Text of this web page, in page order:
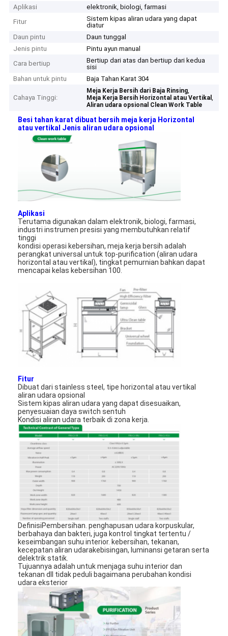
Rumah
Aplikasi
elektronik, biologi, farmasi
Fitur
Sistem kipas aliran udara yang dapat
diatur
Daun pintu
Daun tunggal
Jenis pintu
Pintu ayun manual
Cara bertiup
Bertiup dari atas dan bertiup dari kedua
sisi
Bahan untuk pintu
Baja Tahan Karat 304
Cahaya Tinggi:
Meja Kerja Bersih dari Baja Rinsing,
Meja Kerja Bersih Horizontal atau Vertikal,
Aliran udara opsional Clean Work Table
Besi tahan karat dibuat bersih meja kerja Horizontal
atau vertikal Jenis aliran udara opsional
Aplikasi
Terutama digunakan dalam elektronik, biologi, farmasi,
industri instrumen presisi yang membutuhkan relatif
tinggi
kondisi operasi kebersihan, meja kerja bersih adalah
perangkat universal untuk top-purification (aliran udara
horizontal atau vertikal), tingkat pemurnian bahkan dapat
mencapai kelas kebersihan 100.
Fitur
Dibuat dari stainless steel, tipe horizontal atau vertikal
aliran udara opsional
Sistem kipas aliran udara yang dapat disesuaikan,
penyesuaian daya switch sentuh
Kondisi aliran udara terbaik di zona kerja.
DefinisiPembersihan. penghapusan udara korpuskular,
berbahaya dan bakteri, juga kontrol tingkat tertentu /
keseimbangan suhu interior. kebersihan, tekanan,
kecepatan aliran udarakebisingan, luminansi getaran serta
delektrik statik.
Tujuannya adalah untuk menjaga suhu interior dan
tekanan dll tidak peduli bagaimana perubahan kondisi
udara eksterior